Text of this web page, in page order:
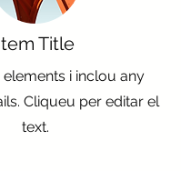
Title
elements i inclou any
Cliqueu per editar el
text.